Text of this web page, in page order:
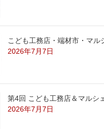
こども工務店・端材市・マ
2026年7月7日
第4回 こども工務店＆マルシ
2026年7月7日